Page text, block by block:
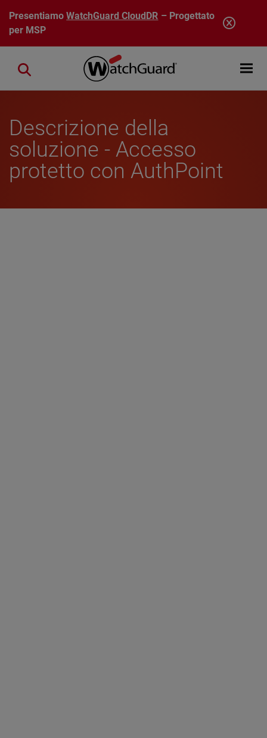
Salta al contenuto principale
PresentiamoWatchGuard CloudDR – Progettato
per MSP
Open
Close search
Descrizione della
soluzione - Accesso
protetto con AuthPoint